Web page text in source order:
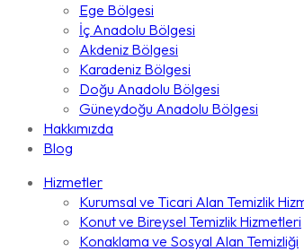
Ege Bölgesi
İç Anadolu Bölgesi
Akdeniz Bölgesi
Karadeniz Bölgesi
Doğu Anadolu Bölgesi
Güneydoğu Anadolu Bölgesi
Hakkımızda
Blog
Hizmetler
Kurumsal ve Ticari Alan Temizlik
Konut ve Bireysel Temizlik Hizmetleri
Konaklama ve Sosyal Alan Temizliği